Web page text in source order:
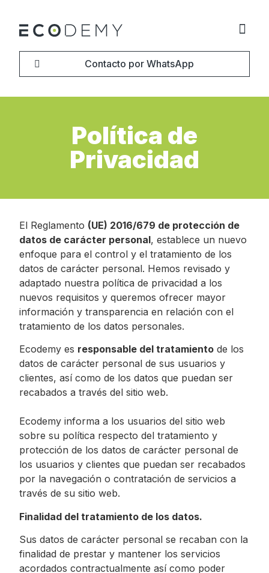
Contacto por WhatsApp
Política de
Privacidad
El Reglamento (UE) 2016/679 de protección de
datos de carácter personal, establece un nuevo
enfoque para el control y el tratamiento de los
datos de carácter personal. Hemos revisado y
adaptado nuestra política de privacidad a los
nuevos requisitos y queremos ofrecer mayor
información y transparencia en relación con el
tratamiento de los datos personales.
Ecodemy es responsable del tratamiento de los
datos de carácter personal de sus usuarios y
clientes, así como de los datos que puedan ser
recabados a través del sitio web.
Ecodemy informa a los usuarios del sitio web
sobre su política respecto del tratamiento y
protección de los datos de carácter personal de
los usuarios y clientes que puedan ser recabados
por la navegación o contratación de servicios a
través de su sitio web.
Finalidad del tratamiento de los datos.
Sus datos de carácter personal se recaban con la
finalidad de prestar y mantener los servicios
acordados contractualmente así como poder